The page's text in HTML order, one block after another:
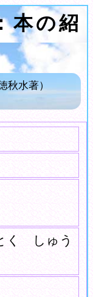
本の紹
く しゅう
秋水著）